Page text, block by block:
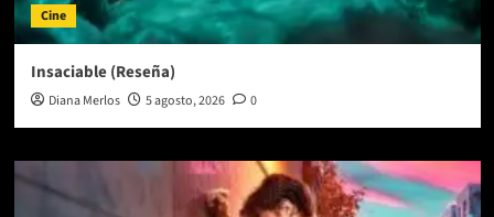
Cine
Insaciable (Reseña)
Diana Merlos 5 agosto, 2026 0